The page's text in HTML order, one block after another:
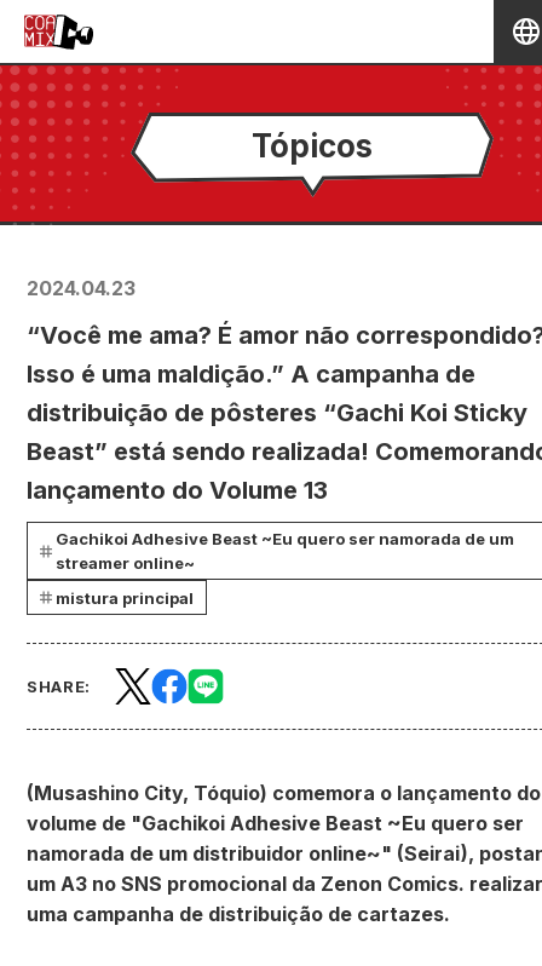
Tópicos
2024.04.23
“Você me ama? É amor não
Isso é uma maldição.” A campanha de
distribuição de pôsteres “Gachi Koi Sticky
Beast” está sendo realizada!
lançamento do Volume 13
Gachikoi Adhesive Beast ~Eu quero ser namorada de um
streamer online~
mistura principal
SHARE:
(Musashino City, Tóquio) comemora o lançamento do
volume de "Gachikoi Adhesive Beast ~Eu quero ser
namorada de um distribuidor online~" (Seirai),
um A3 no SNS promocional da Zenon Comics.
uma campanha de distribuição de cartazes.